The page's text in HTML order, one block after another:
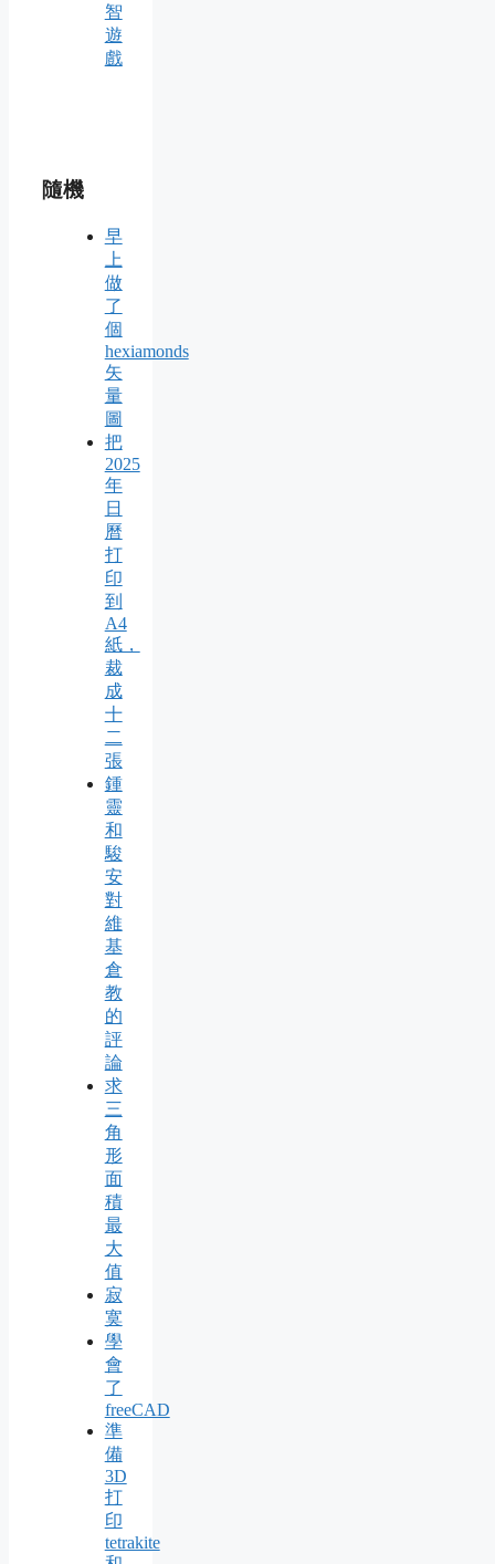
智
遊
戲
隨機
早
上
做
了
個
hexiamonds
矢
量
圖
把
2025
年
日
曆
打
印
到
A4
紙，
裁
成
十
二
張
鍾
靈
和
駿
安
對
維
基
倉
教
的
評
論
求
三
角
形
面
積
最
大
值
寂
寞
學
會
了
freeCAD
準
備
3D
打
印
tetrakite